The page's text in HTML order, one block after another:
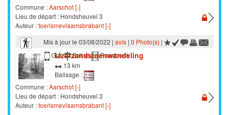
Commune :Aarschot [›]
Lieu de départ : Hondsheuvel 3
Auteur :toerismevlaamsbrabant [›]
Mis à jour le 03/08/2022 | avis| 0 Photo(s) |
Marche
Gps Balisé Roadbook
IJzerzandsteenwandeling
13 km
Balisage :
Commune :Aarschot [›]
Lieu de départ : Hondsheuvel 3
Auteur :toerismevlaamsbrabant [›]